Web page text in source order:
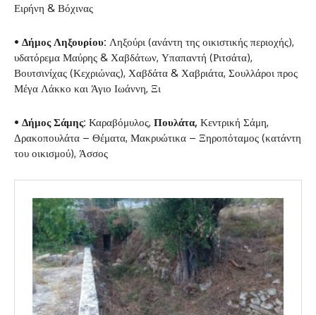
Ειρήνη & Βόχινας
• Δήμος Ληξουρίου: Ληξούρι (ανάντη της οικιστικής περιοχής),
υδατόρεμα Μαύρης & Χαβδάτων, Υπαπαντή (Ριτσάτα),
Βουτσινίχας (Κεχριώνας), Χαβδάτα & Χαβριάτα, Σουλλάροι προς
Μέγα Λάκκο και Άγιο Ιωάννη, Ξι
• Δήμος Σάμης: Καραβόμυλος, Πουλάτα, Κεντρική Σάμη,
Δρακοπουλάτα – Θέματα, Μακρυώτικα – Ξηροπόταμος (κατάντη
του οικισμού), Άσσος